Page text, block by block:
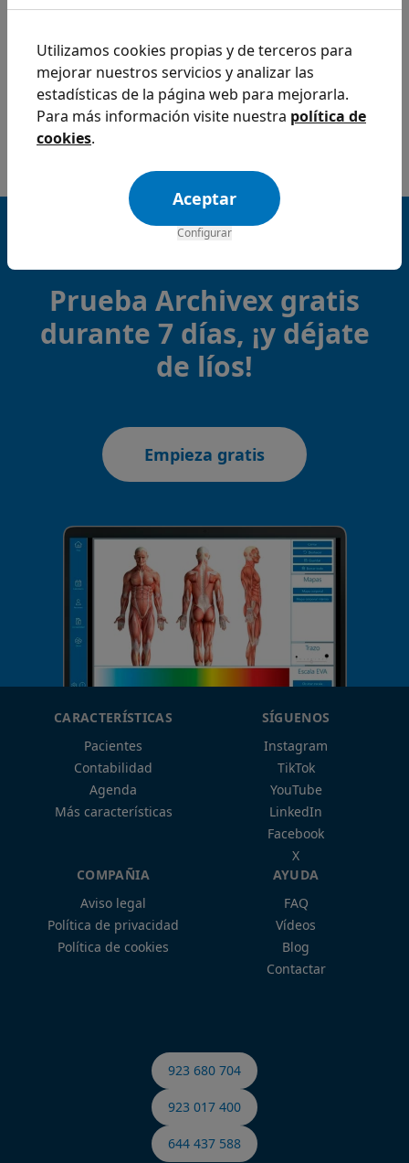
privacidad.
Iniciar descarga
Si ya eres cliente, inicia la descarga pulsando aquí
4,9 estrellas en Google
Prueba Archivex gratis
durante 7 días, ¡y déjate
de líos!
Empieza gratis
CARACTERÍSTICAS
Pacientes
Contabilidad
Agenda
Más características
SÍGUENOS
Instagram
TikTok
YouTube
LinkedIn
Facebook
X
COMPAÑIA
Aviso legal
Política de privacidad
Política de cookies
AYUDA
FAQ
Vídeos
Blog
Contactar
923 680 704
923 017 400
644 437 588
Utilizamos cookies propias y de terceros para
mejorar nuestros servicios y analizar las
estadísticas de la página web para mejorarla.
Para más información visite nuestra política de
cookies.
Aceptar
Configurar